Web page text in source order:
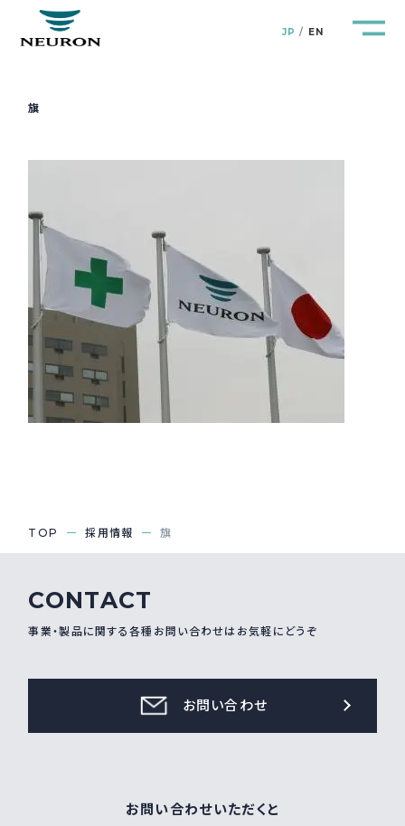
JP EN
企業情報 Company
製品＆サービス Products&Service
研究開発
新着情報 News&Topics
旗
TOP 採用情報 旗
CONTACT
事業・製品に関する各種お問い合わせはお気軽にどうぞ
お問い合わせ
お問い合わせいただくと